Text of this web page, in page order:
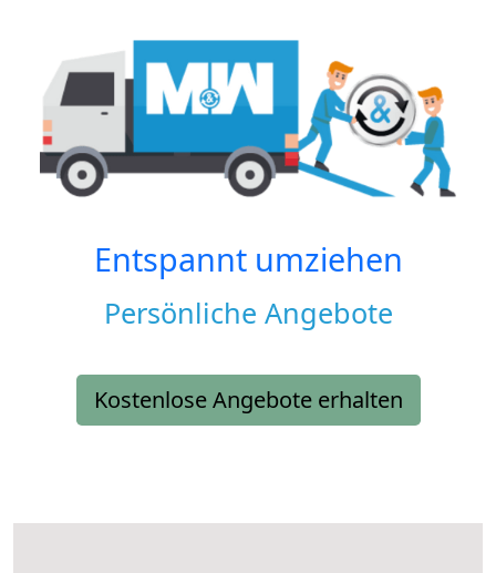
Entspannt umziehen
Persönliche Angebote
Kostenlose Angebote erhalten